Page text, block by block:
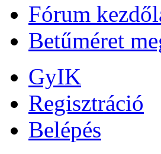
Fórum
Betűméret
GyIK
Regisztráció
Belépés